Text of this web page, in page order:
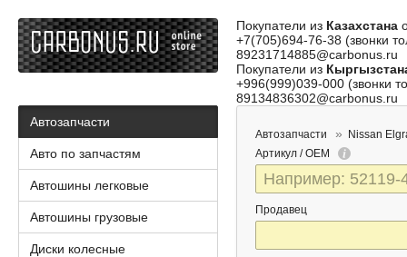
Покупатели из Казахстана
+7(705)694-76-38 (звонки
89231714885@carbonus.ru
Покупатели из
+996(999)039-000 (звонки
89134836302@carbonus.ru
Автозапчасти
Nissan
Артикул / OEM
Продавец
Автозапчасти
Авто по запчастям
Автошины легковые
Автошины грузовые
Диски колесные